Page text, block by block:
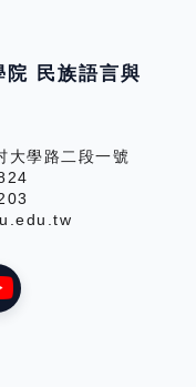
院 民族語言與
大學路二段一號